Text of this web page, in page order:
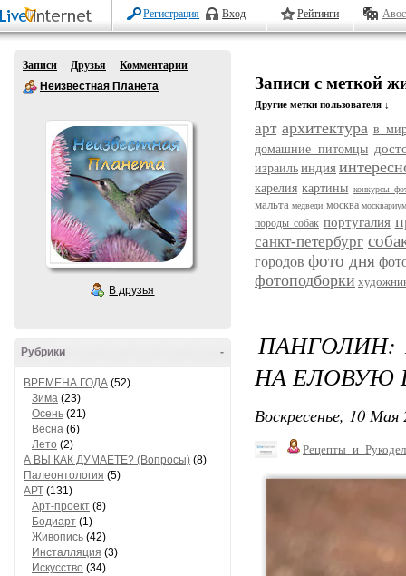
Регистрация Вход Рейтинги
Записи Друзья
Комментарии
Неизвестная Планета
В друзья
-
Рубрики
ВРЕМЕНА ГОДА (52)
Зима (23)
Осень (21)
Весна (6)
Лето (2)
А ВЫ КАК ДУМАЕТЕ? (Вопросы) (8)
Палеонтология (5)
АРТ (131)
Арт-проект (8)
Бодиарт (1)
Живопись (42)
Инсталляция (3)
Искусство (34)
Записи с меткой
Другие метки пользователя ↓
арт архитектура в
домашние питомцы
израиль индия
карелия картины конкурсы
мальта медведи москва
породы собак португалия
санкт-петербург
городов фото дня
фотоподборки
НА
Воскресенье, 10